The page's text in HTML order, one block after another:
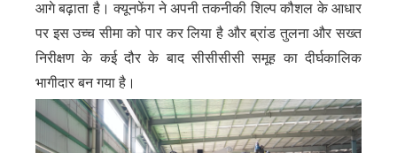
आगे बढ़ाता है। क्यूनफेंग ने अपनी तकनीकी शिल्प कौशल के आधार
पर इस उच्च सीमा को पार कर लिया है और ब्रांड तुलना और सख्त
निरीक्षण के कई दौर के बाद सीसीसीसी समूह का दीर्घकालिक
भागीदार बन गया है।